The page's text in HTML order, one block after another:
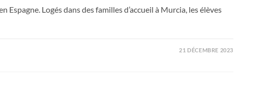
Logés dans des familles d’accueil à Murcia, les élèves
21 DÉCEMBRE 2023